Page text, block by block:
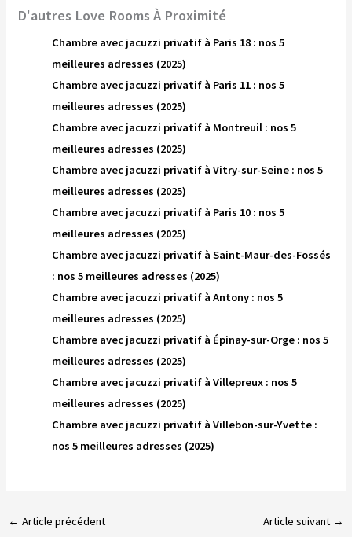
D'autres Love Rooms À Proximité
Chambre avec jacuzzi privatif à Paris 18 : nos 5
meilleures adresses (2025)
Chambre avec jacuzzi privatif à Paris 11 : nos 5
meilleures adresses (2025)
Chambre avec jacuzzi privatif à Montreuil : nos 5
meilleures adresses (2025)
Chambre avec jacuzzi privatif à Vitry-sur-Seine : nos 5
meilleures adresses (2025)
Chambre avec jacuzzi privatif à Paris 10 : nos 5
meilleures adresses (2025)
Chambre avec jacuzzi privatif à Saint-Maur-des-Fossés
: nos 5 meilleures adresses (2025)
Chambre avec jacuzzi privatif à Antony : nos 5
meilleures adresses (2025)
Chambre avec jacuzzi privatif à Épinay-sur-Orge : nos 5
meilleures adresses (2025)
Chambre avec jacuzzi privatif à Villepreux : nos 5
meilleures adresses (2025)
Chambre avec jacuzzi privatif à Villebon-sur-Yvette :
nos 5 meilleures adresses (2025)
← Article précédent Article suivant →